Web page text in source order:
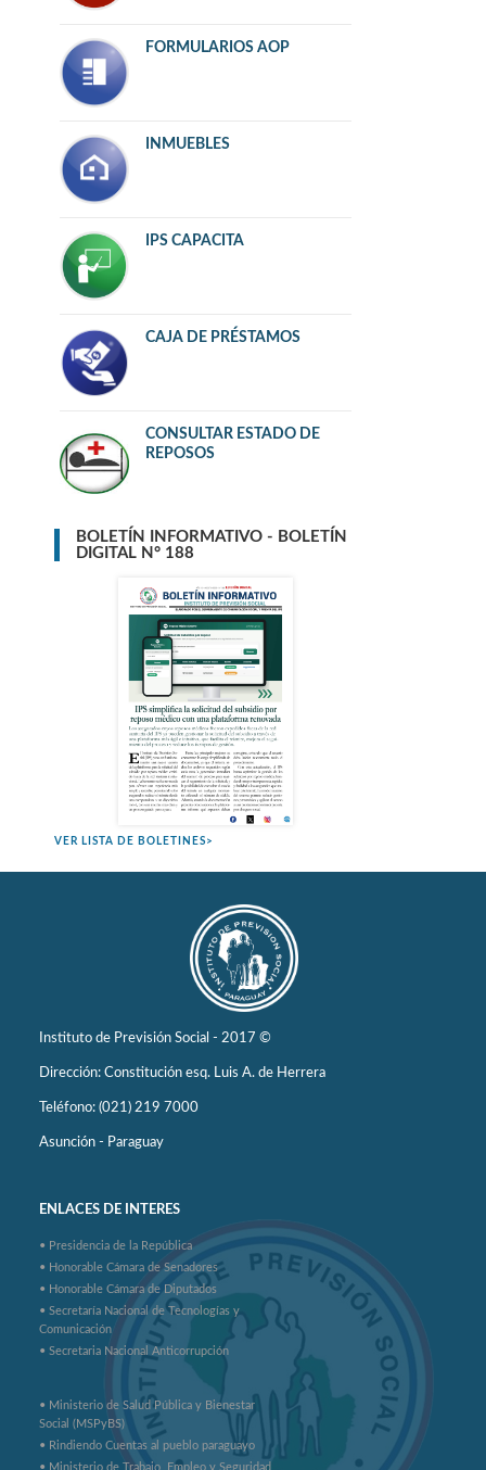
FORMULARIOS AOP
INMUEBLES
IPS CAPACITA
CAJA DE PRÉSTAMOS
CONSULTAR ESTADO DE
REPOSOS
BOLETÍN INFORMATIVO - BOLETÍN
DIGITAL N° 188
VER LISTA DE BOLETINES>
Instituto de Previsión Social - 2017 ©
Dirección: Constitución esq. Luis A. de Herrera
Teléfono: (021) 219 7000
Asunción - Paraguay
ENLACES DE INTERES
• Presidencia de la República
• Honorable Cámara de Senadores
• Honorable Cámara de Diputados
• Secretaría Nacional de Tecnologías y
Comunicación
• Secretaria Nacional Anticorrupción
• Ministerio de Salud Pública y Bienestar
Social (MSPyBS)
• Rindiendo Cuentas al pueblo paraguayo
• Ministerio de Trabajo, Empleo y Seguridad